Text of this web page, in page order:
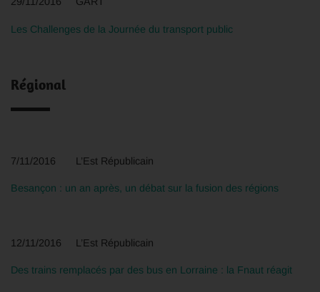
Les Challenges de la Journée du transport public
Régional
7/11/2016 L’Est Républicain
Besançon : un an après, un débat sur la fusion des régions
12/11/2016 L’Est Républicain
Des trains remplacés par des bus en Lorraine : la Fnaut réagit